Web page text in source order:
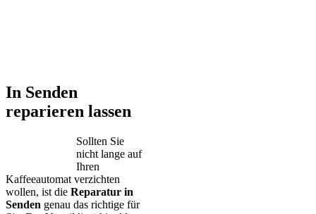
In Senden
reparieren lassen
Sollten Sie
nicht lange auf
Ihren
Kaffeeautomat verzichten
wollen, ist die Reparatur in
Senden genau das richtige für